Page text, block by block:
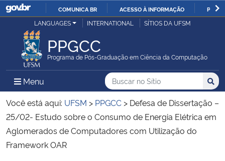
IR
COMUNICA BR ACESSO À INFORMAÇÃO
Ministério da Justiça e Segurança Pública
Ministério da Defesa
Ministério das Relações Exteriores
Ministério da Economia
LANGUAGES INTERNATIONAL SÍTIOS DA UFSM
PPGCC
Programa de Pós-Graduação em Ciência da Computação
Menu Menu Principal do Sítio
Busca
Buscar no no Sítio
Busca:
Você está aqui: UFSM > PPGCC > Defesa de Dissertação –
25/02- Estudo sobre o Consumo de Energia Elétrica em
Aglomerados de Computadores com Utilização do
Framework OAR